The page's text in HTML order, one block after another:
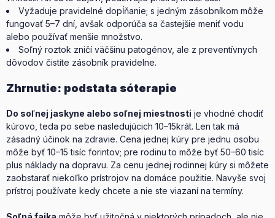
Vyžaduje pravidelné dopĺňanie; s jedným zásobníkom môže
fungovať 5–7 dní, avšak odporúča sa častejšie meniť vodu
alebo používať menšie množstvo.
Soľný roztok zničí väčšinu patogénov, ale z preventívnych
dôvodov čistite zásobník pravidelne.
Zhrnutie: podstata sóterapie
Do soľnej jaskyne alebo soľnej miestnosti je vhodné chodiť
kúrovo, teda po sebe nasledujúcich 10–15krát. Len tak má
zásadný účinok na zdravie. Cena jednej kúry pre jednu osobu
môže byť 10–15 tisíc forintov; pre rodinu to môže byť 50–60 tisíc
plus náklady na dopravu. Za cenu jednej rodinnej kúry si môžete
zaobstarať niekoľko prístrojov na domáce použitie. Navyše svoj
prístroj používate kedy chcete a nie ste viazaní na termíny.